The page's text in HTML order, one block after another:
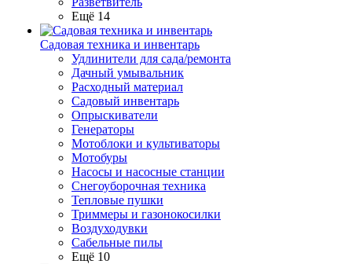
Ещё 14
Садовая техника и инвентарь
Удлинители для сада/ремонта
Дачный умывальник
Расходный материал
Садовый инвентарь
Опрыскиватели
Генераторы
Мотоблоки и культиваторы
Мотобуры
Насосы и насосные станции
Снегоуборочная техника
Тепловые пушки
Триммеры и газонокосилки
Воздуходувки
Сабельные пилы
Ещё 10